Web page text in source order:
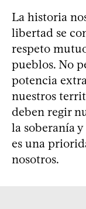
La historia
libertad se
respeto
pueblos. No
potencia
nuestros
deben regir
la soberanía
es una
nosotros.